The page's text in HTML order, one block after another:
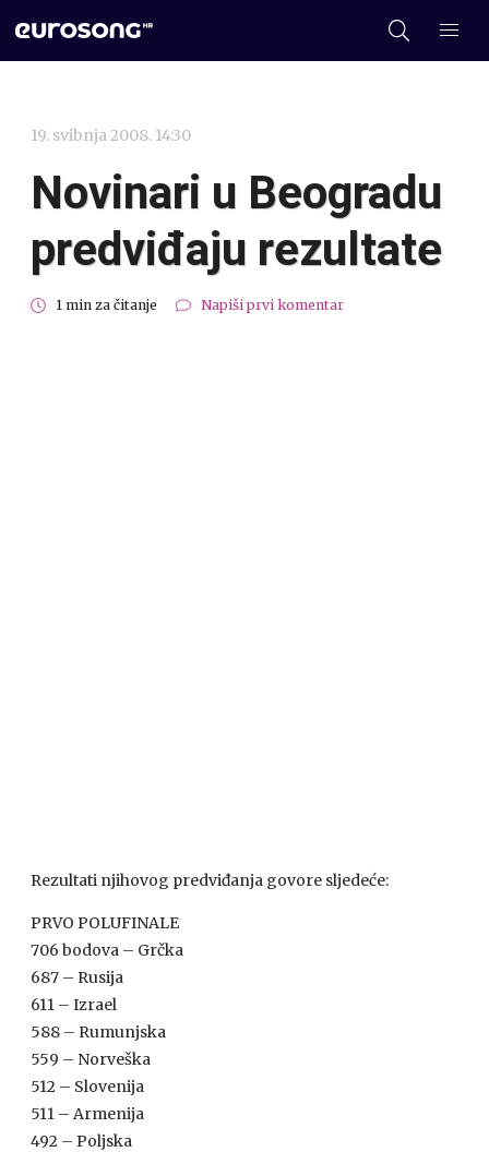
19. svibnja 2008. 14:30
Novinari u Beogradu
predviđaju rezultate
1 min za čitanje Napiši prvi komentar
Rezultati njihovog predviđanja govore sljedeće:
PRVO POLUFINALE
706 bodova – Grčka
687 – Rusija
611 – Izrael
588 – Rumunjska
559 – Norveška
512 – Slovenija
511 – Armenija
492 – Poljska